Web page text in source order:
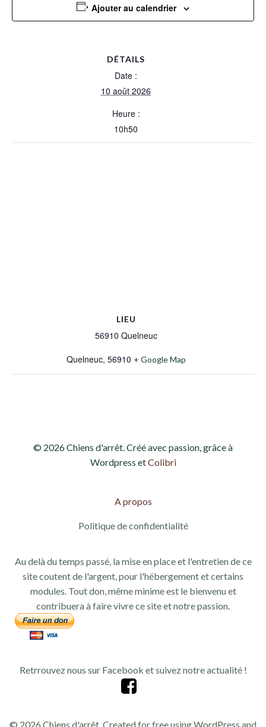
Ajouter au calendrier
DÉTAILS
Date :
10 août 2026
Heure :
10h50
LIEU
56910 Quelneuc
Quelneuc, 56910 + Google Map
© 2026 Chiens d'arrêt. Créé avec passion, grâce à
Wordpress etColibri
A propos
Politique de confidentialité
Au delà du temps passé, la mise en place et l'entretien de ce
site coutent de l'argent, pour l'hébergement et certains
modules. Tout don, même minime est le bienvenu et
contribuera à faire vivre ce site et notre passion.
Retrrouvez nous sur Facebook et suivez notre actualité !
© 2026 Chiens d'arrêt. Created for free using WordPress and